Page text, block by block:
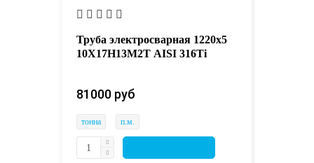
Труба электросварная 1220х5
10Х17Н13М2Т AISI 316Ti
81000 руб
тонна п.м.